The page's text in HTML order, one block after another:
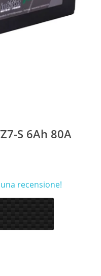
S 6Ah 80A
recensione!